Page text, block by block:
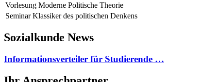
Vorlesung Moderne Politische Theorie
Seminar Klassiker des politischen Denkens
Sozialkunde News
Informationsverteiler für Studierende …